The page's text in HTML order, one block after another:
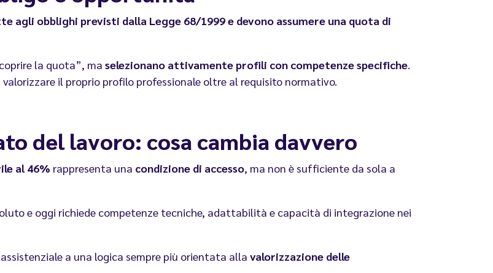
agli obblighi previsti dalla Legge 68/1999 e devono assumere una quota di
la quota”, ma selezionano attivamente profili con competenze specifiche.
il proprio profilo professionale oltre al requisito normativo.
del lavoro: cosa cambia davvero
al 46% rappresenta una condizione di accesso, ma non è sufficiente da sola a
e oggi richiede competenze tecniche, adattabilità e capacità di integrazione nei
a una logica sempre più orientata alla valorizzazione delle